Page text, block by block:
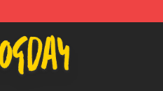
Merchandise Shop